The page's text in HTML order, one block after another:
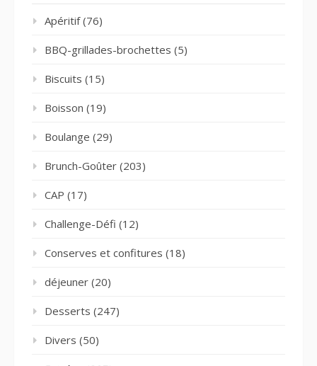
Apéritif(76)
BBQ-grillades-brochettes (5)
Biscuits (15)
Boisson (19)
Boulange (29)
Brunch-Goûter (203)
CAP (17)
Challenge-Défi (12)
Conserves et confitures (18)
déjeuner (20)
Desserts (247)
Divers (50)